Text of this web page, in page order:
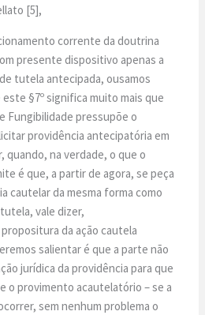
[5],
corrente da doutrina
presente dispositivo apenas a
tutela antecipada, ousamos
§7º significa muito mais que
Fungibilidade pressupõe o
providência antecipatória em
quando, na verdade, o que o
é que, a partir de agora, se peça
cautelar da mesma forma como
vale dizer,
da ação cautela
salientar é que a parte não
jurídica da providência para que
o provimento acautelatório – se a
sem nenhum problema o